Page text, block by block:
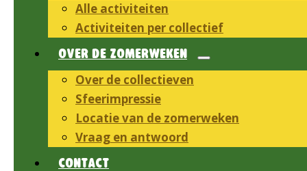
Alle activiteiten
Activiteiten per collectief
OVER DE ZOMERWEKEN
Over de collectieven
Sfeerimpressie
Locatie van de zomerweken
Vraag en antwoord
CONTACT